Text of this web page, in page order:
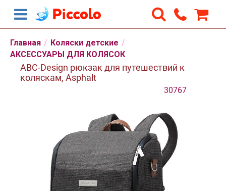
Главная / Коляски детские /
АКСЕССУАРЫ ДЛЯ КОЛЯСОК
ABC-Design рюкзак для путешествий к
коляскам, Asphalt
30767